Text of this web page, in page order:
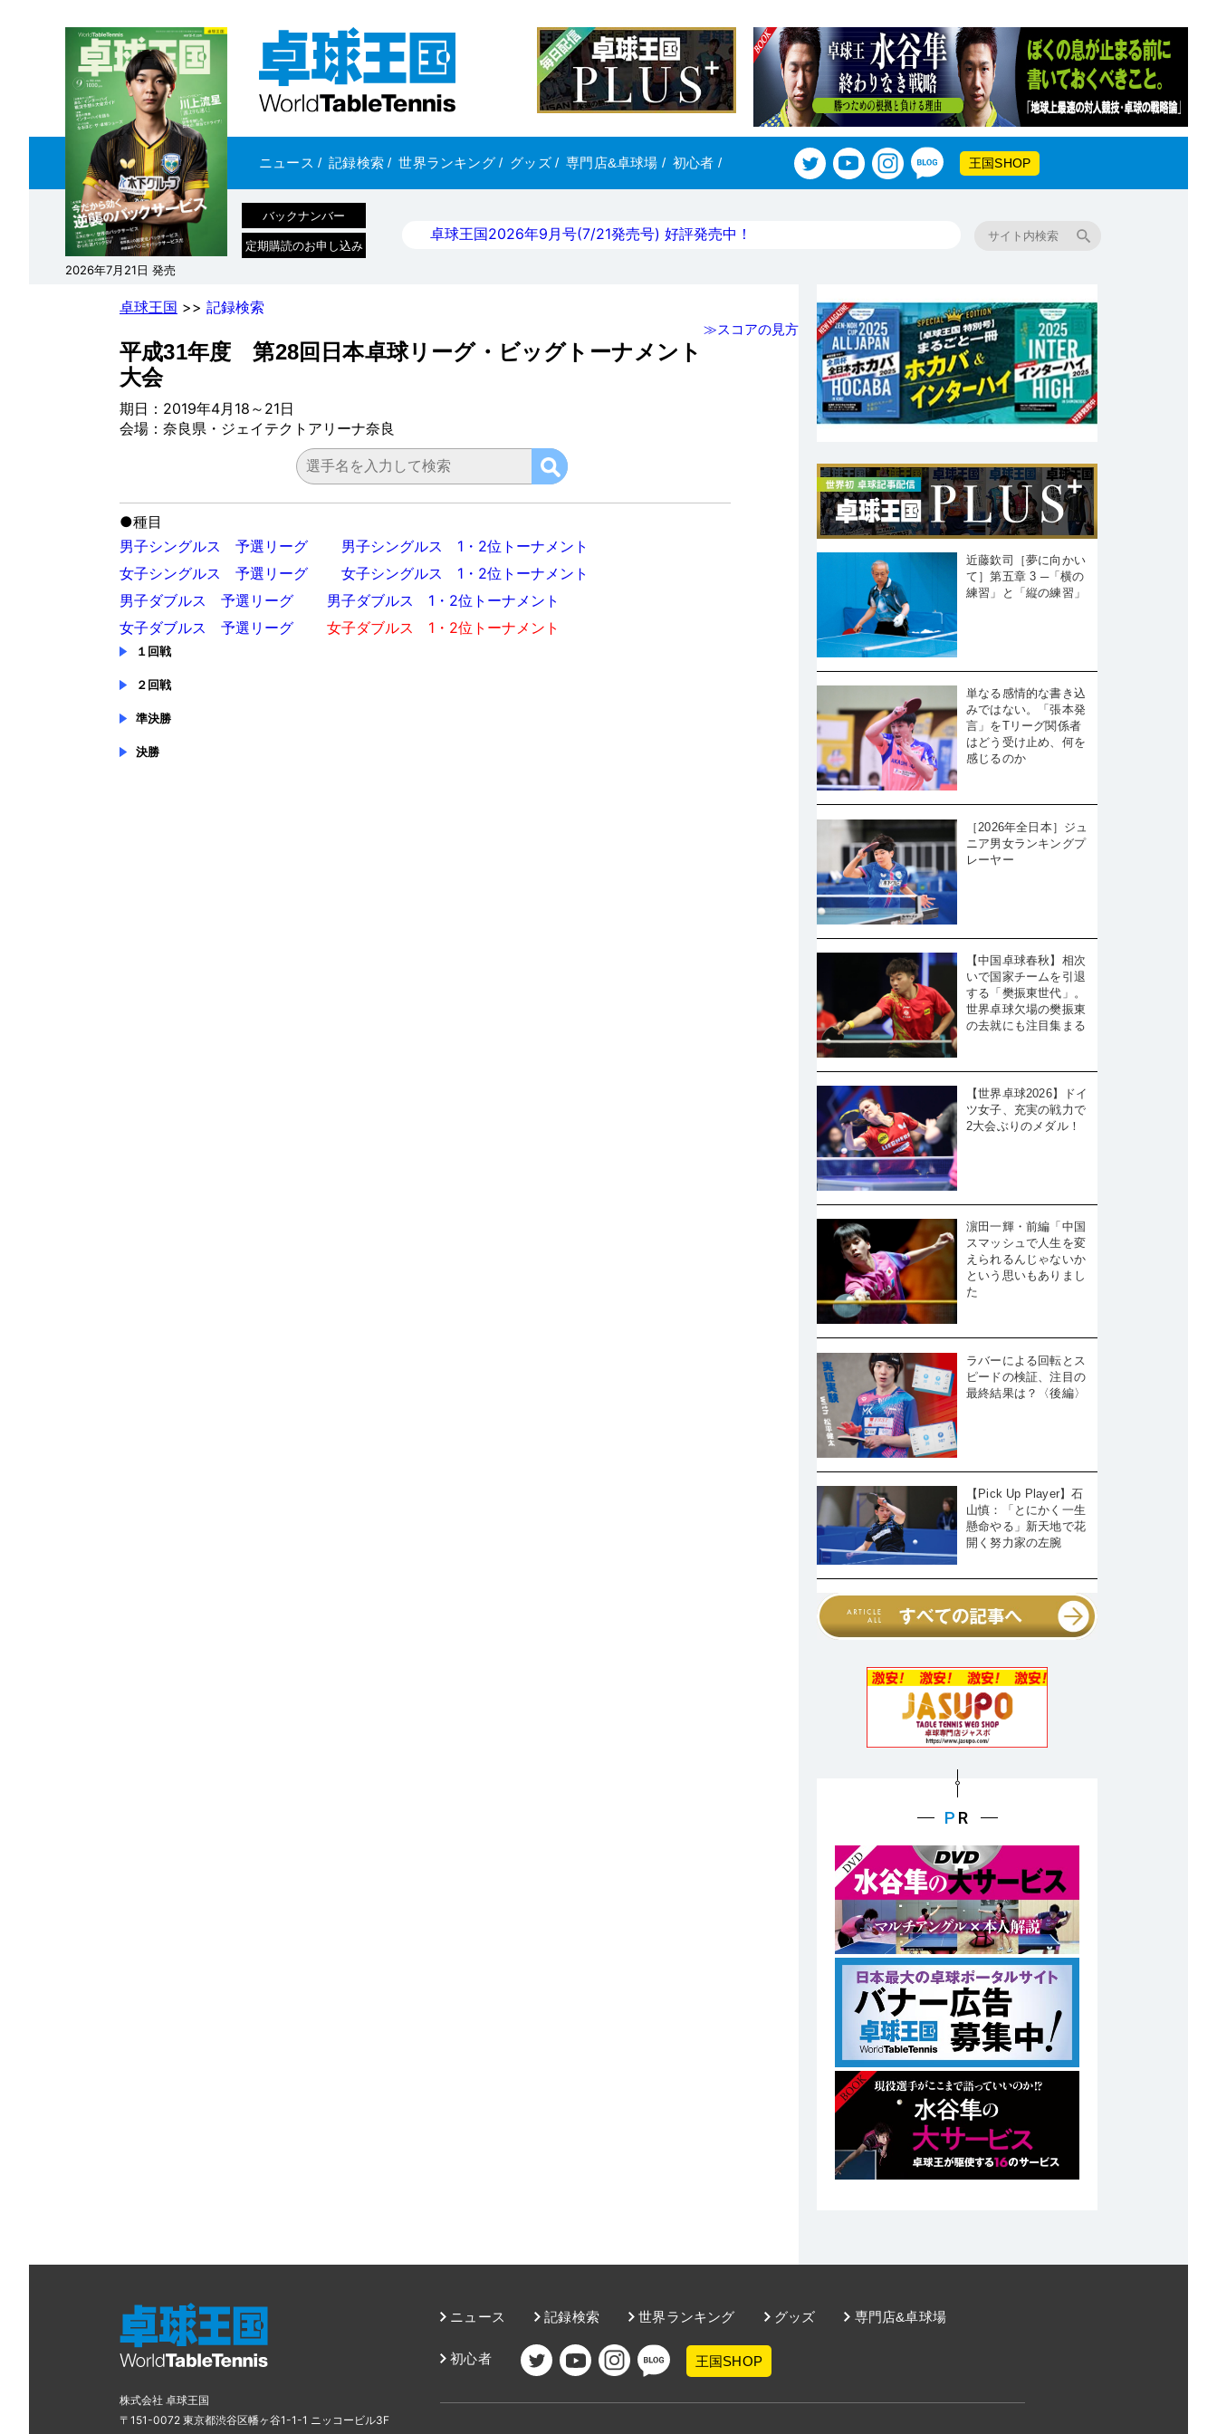
ニュース / 記録検索 / 世界ランキング/ グッズ/ 専門店&卓球場 / 初心者 / 王国SHOP
2026年7月21日 発売
バックナンバー
定期購読のお申し込み
卓球王国2026年9月号(7/21発売号) 好評発売中！
卓球王国 >> 記録検索
≫スコアの見方
平成31年度 第28回日本卓球リーグ・ビッグトーナメント
大会
期日：2019年4月18～21日
会場：奈良県・ジェイテクトアリーナ奈良
●種目
男子シングルス 予選リーグ
男子シングルス 1・2位トーナメント
女子シングルス 予選リーグ
女子シングルス 1・2位トーナメント
男子ダブルス 予選リーグ
男子ダブルス 1・2位トーナメント
女子ダブルス 予選リーグ
女子ダブルス 1・2位トーナメント
１回戦
２回戦
準決勝
決勝
近藤欽司［夢に向かい
て］第五章 3 ─「横の
練習」と「縦の練習」
単なる感情的な書き込
みではない。「張本発
言」をTリーグ関係者
はどう受け止め、何を
感じるのか
［2026年全日本］ジュ
ニア男女ランキングプ
レーヤー
【中国卓球春秋】相次
いで国家チームを引退
する「樊振東世代」。
世界卓球欠場の樊振東
の去就にも注目集まる
【世界卓球2026】ドイ
ツ女子、充実の戦力で
2大会ぶりのメダル！
濵田一輝・前編「中国
スマッシュで人生を変
えられるんじゃないか
という思いもありまし
た
ラバーによる回転とス
ピードの検証、注目の
最終結果は？〈後編〉
【Pick Up Player】石
山慎：「とにかく一生
懸命やる」新天地で花
開く努力家の左腕
ニュース 記録検索 世界ランキング グッズ 専門店&卓球場
初心者 王国SHOP
株式会社 卓球王国
〒151-0072 東京都渋谷区幡ヶ谷1-1-1 ニッコービル3F